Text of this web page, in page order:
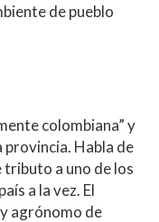
de pueblo
colombiana” y
provincia. Habla de
a uno de los
a la vez. El
agrónomo de